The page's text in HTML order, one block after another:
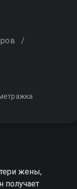
/
жены,
получает